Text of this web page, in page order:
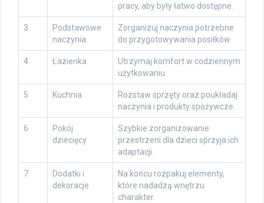
pracy, aby były łatwo dostępne.
3
Podstawowe
naczynia
Zorganizuj naczynia potrzebne
do przygotowywania posiłków.
4 Łazienka
Utrzymaj komfort w codziennym
użytkowaniu.
5 Kuchnia
Rozstaw sprzęty oraz poukładaj
naczynia i produkty spożywcze.
6
Pokój
dziecięcy
Szybkie zorganizowanie
przestrzeni dla dzieci sprzyja ich
adaptacji.
7
Dodatki i
dekoracje
Na końcu rozpakuj elementy,
które nadadzą wnętrzu
charakter.